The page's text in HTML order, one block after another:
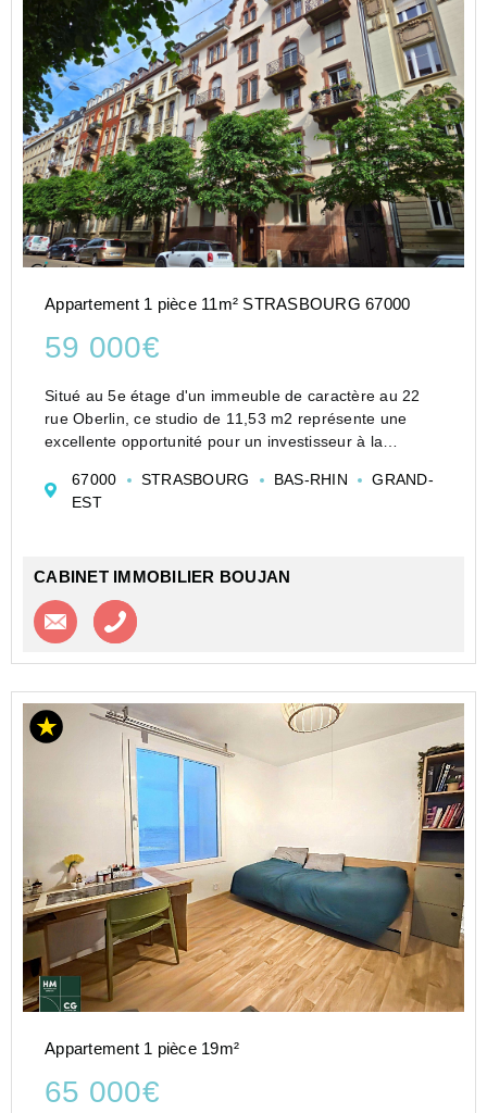
Appartement 1 pièce 11m² STRASBOURG 67000
59 000€
Situé au 5e étage d'un immeuble de caractère au 22
rue Oberlin, ce studio de 11,53 m2 représente une
excellente opportunité pour un investisseur à la
À rafraîchir selon vos envies, ce logement offre un
beau...
67000 STRASBOURG BAS-RHIN
GRAND-
EST
CABINET IMMOBILIER BOUJAN
Contacter l'agence
Appartement 1 pièce 19m²
65 000€